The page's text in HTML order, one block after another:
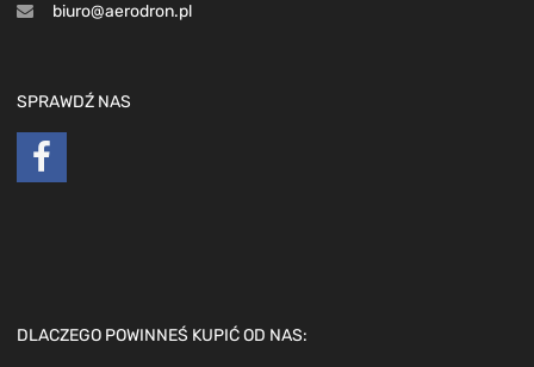
biuro@aerodron.pl
SPRAWDŹ NAS
DLACZEGO POWINNEŚ KUPIĆ OD NAS: